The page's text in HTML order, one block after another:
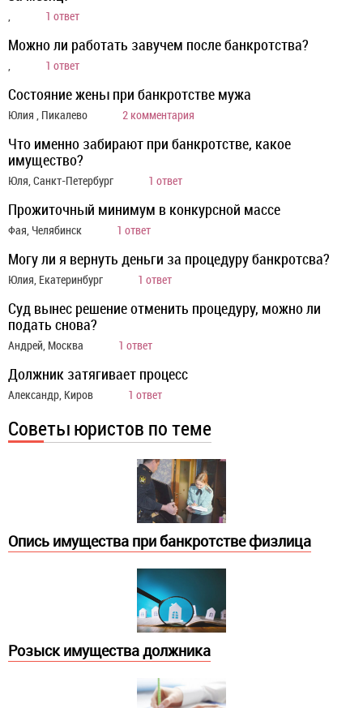
, 1 ответ
Можно ли работать завучем после банкротства?
, 1 ответ
Состояние жены при банкротстве мужа
Юлия , Пикалево 2 комментария
Что именно забирают при банкротстве, какое
имущество?
Юля, Санкт-Петербург 1 ответ
Прожиточный минимум в конкурсной массе
Фая, Челябинск 1 ответ
Могу ли я вернуть деньги за процедуру банкротсва?
Юлия, Екатеринбург 1 ответ
Суд вынес решение отменить процедуру, можно ли
подать снова?
Андрей, Москва 1 ответ
Должник затягивает процесс
Александр, Киров 1 ответ
Советы юристов по теме
Опись имущества при банкротстве физлица
Розыск имущества должника